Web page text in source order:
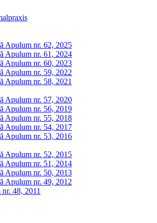
Apulum nr. 62, 2025
Apulum nr. 61, 2024
Apulum nr. 60, 2023
Apulum nr. 59, 2022
Apulum nr. 58, 2021
Apulum nr. 57, 2020
Apulum nr. 56, 2019
Apulum nr. 55, 2018
Apulum nr. 54, 2017
Apulum nr. 53, 2016
Apulum nr. 52, 2015
Apulum nr. 51, 2014
Apulum nr. 50, 2013
Apulum nr. 49, 2012
48, 2011